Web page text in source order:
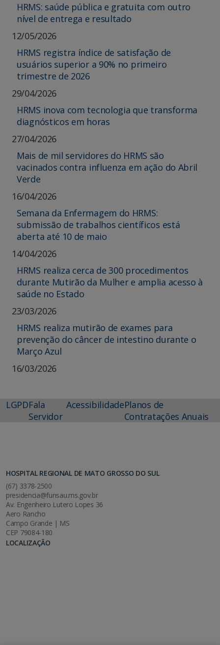
HRMS: saúde pública e gratuita com outro
nível de entrega e resultado
12/05/2026
HRMS registra índice de satisfação de
usuários superior a 90% no primeiro
trimestre de 2026
29/04/2026
HRMS inova com tecnologia que transforma
diagnósticos em horas
27/04/2026
Mais de mil servidores do HRMS são
vacinados contra influenza em ação do Abril
Verde
16/04/2026
Semana da Enfermagem do HRMS:
submissão de trabalhos científicos está
aberta até 10 de maio
14/04/2026
HRMS realiza cerca de 300 procedimentos
durante Mutirão da Mulher e amplia acesso à
saúde no Estado
23/03/2026
HRMS realiza mutirão de exames para
prevenção do câncer de intestino durante o
Março Azul
16/03/2026
LGPDFala
Servidor
AcessibilidadePlanos de
Contratações Anuais
HOSPITAL REGIONAL DE MATO GROSSO DO SUL
(67) 3378-2500
presidencia@funsau.ms.gov.br
Av. Engenheiro Lutero Lopes 36
Aero Rancho
Campo Grande | MS
CEP 79084-180
LOCALIZAÇÃO